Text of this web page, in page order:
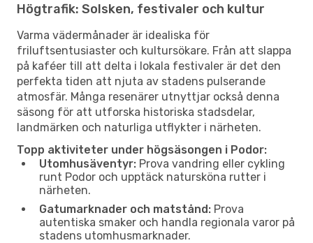
Högtrafik: Solsken, festivaler och kultur
Varma vädermånader är idealiska för
friluftsentusiaster och kultursökare. Från att slappa
på kaféer till att delta i lokala festivaler är det den
perfekta tiden att njuta av stadens pulserande
atmosfär. Många resenärer utnyttjar också denna
säsong för att utforska historiska stadsdelar,
landmärken och naturliga utflykter i närheten.
Topp aktiviteter under högsäsongen i Podor:
Utomhusäventyr: Prova vandring eller cykling
runt Podor och upptäck natursköna rutter i
närheten.
Gatumarknader och matstånd: Prova
autentiska smaker och handla regionala varor på
stadens utomhusmarknader.